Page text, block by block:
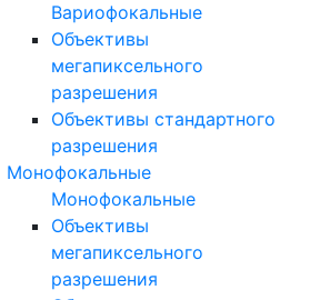
Вариофокальные
Объективы
мегапиксельного
разрешения
Объективы стандартного
разрешения
Монофокальные
Монофокальные
Объективы
мегапиксельного
разрешения